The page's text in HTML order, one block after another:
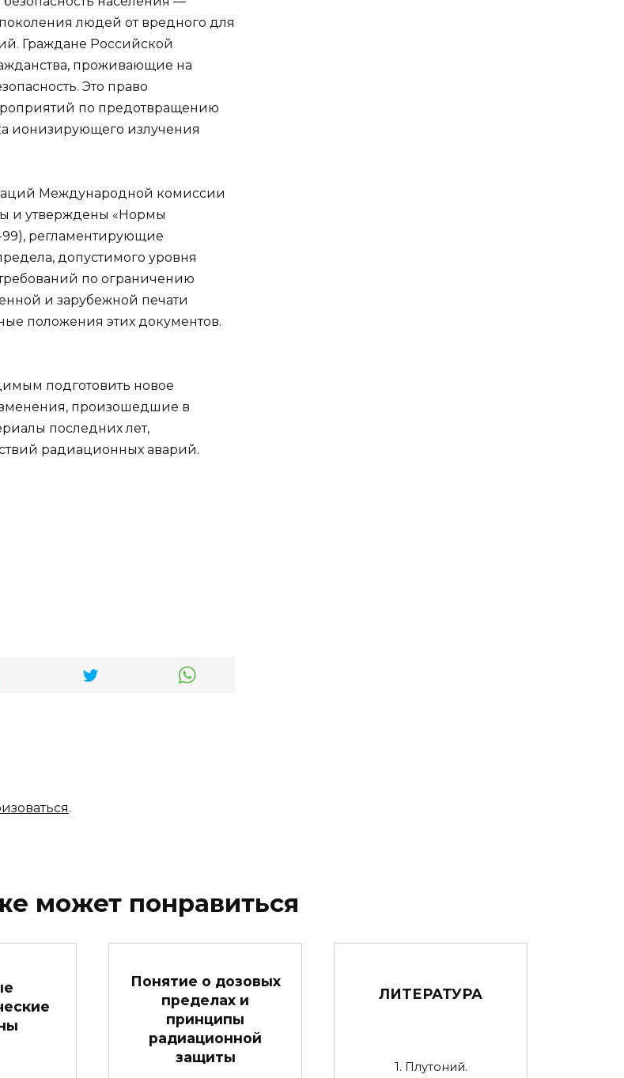
людей от вредного для
Граждане Российской
проживающие на
Это право
по предотвращению
ионизирующего излучения
Международной комиссии
и утверждены «Нормы
99), регламентирующие
допустимого уровня
по ограничению
и зарубежной печати
положения этих документов.
подготовить новое
произошедшие в
последних лет,
радиационных аварий.
.
может понравиться
Понятие о дозовых
пределах и
принципы
радиационной
защиты
ЛИТЕРАТУРА
1. Плутоний.